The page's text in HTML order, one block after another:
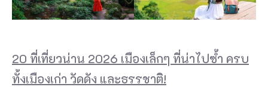
20 ที่เที่ยวน่าน 2026 เมืองเล็กๆ ที่น่าไปซ้ำ ครบ
ทั้งเมืองเก่า วัดดัง และธรรชาติ!